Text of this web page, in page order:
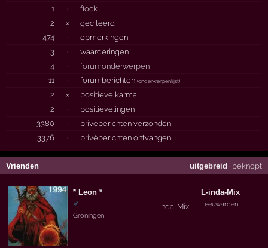
1
·
flock
2
×
geciteerd
474
·
opmerkingen
3
·
waarderingen
4
·
forumonderwerpen
11
· forumberichten(onderwerpenlijst)
2 ×
positieve karma
2
·
positievelingen
3380
·
privéberichten verzonden
3376
· privéberichten ontvangen
Vrienden uitgebreid · beknopt
* Leon *
♂
Groningen
L-inda-Mix
Leeuwarden